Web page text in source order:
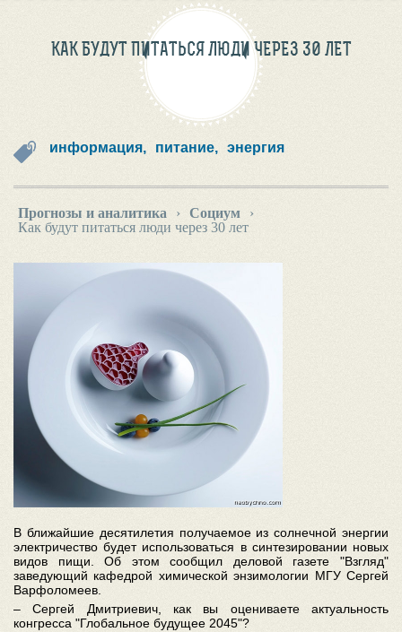
КАК БУДУТ ПИТАТЬСЯ ЛЮДИ ЧЕРЕЗ 30 ЛЕТ
информация, питание, энергия
Прогнозы и аналитика › Социум
›
Как будут питаться люди через 30 лет
В ближайшие десятилетия получаемое из солнечной энергии
электричество будет использоваться в синтезировании новых
видов пищи. Об этом сообщил деловой газете "Взгляд"
заведующий кафедрой химической энзимологии МГУ Сергей
Варфоломеев.
– Сергей Дмитриевич, как вы оцениваете актуальность
конгресса "Глобальное будущее 2045"?